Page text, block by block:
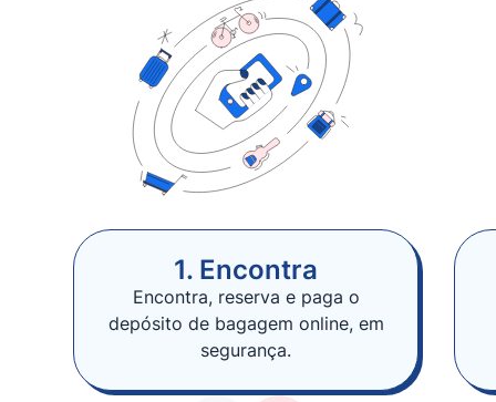
1. Encontra
Encontra, reserva e paga o
depósito de bagagem online, em
segurança.